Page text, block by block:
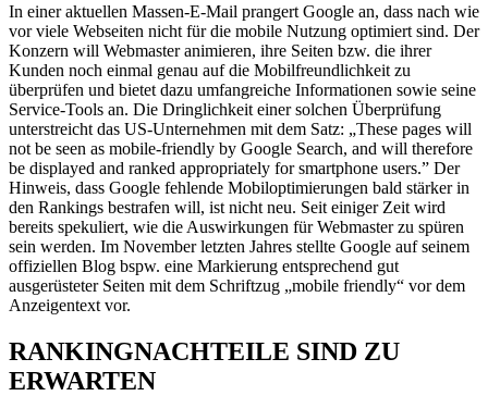
In einer aktuellen Massen-E-Mail prangert Google an, dass nach wie
vor viele Webseiten nicht für die mobile Nutzung optimiert sind. Der
Konzern will Webmaster animieren, ihre Seiten bzw. die ihrer
Kunden noch einmal genau auf die Mobilfreundlichkeit zu
überprüfen und bietet dazu umfangreiche Informationen sowie seine
Service-Tools an. Die Dringlichkeit einer solchen Überprüfung
unterstreicht das US-Unternehmen mit dem Satz: „These pages will
not be seen as mobile-friendly by Google Search, and will therefore
be displayed and ranked appropriately for smartphone users.” Der
Hinweis, dass Google fehlende Mobiloptimierungen bald stärker in
den Rankings bestrafen will, ist nicht neu. Seit einiger Zeit wird
bereits spekuliert, wie die Auswirkungen für Webmaster zu spüren
sein werden. Im November letzten Jahres stellte Google auf seinem
offiziellen Blog bspw. eine Markierung entsprechend gut
ausgerüsteter Seiten mit dem Schriftzug „mobile friendly“ vor dem
Anzeigentext vor.
RANKINGNACHTEILE SIND ZU
ERWARTEN